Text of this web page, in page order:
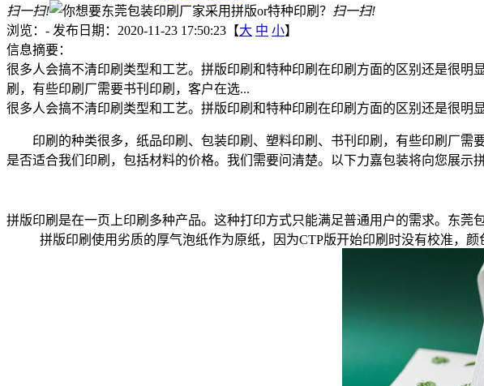
扫一扫!
扫一扫!
浏览： - 发布日期：2020-11-23 17:50:23【大 中 小】
信息摘要：
很多人会搞不清印刷类型和工艺。拼版印刷和特种印刷在印刷方面的区别还是很
刷，有些印刷厂需要书刊印刷，客户在选...
很多人会搞不清印刷类型和工艺。拼版印刷和特种印刷在印刷方面的区别还是很明
印刷的种类很多，纸品印刷、包装印刷、塑料印刷、书刊印刷，有些印刷厂
是否适合我们印刷，包括材料的价格。我们需要问清楚。以下力嘉包装将向您展示
拼版印刷是在一页上印刷多种产品。这种打印方式只能满足普通用户的需求。东
拼版印刷使用劣质的厚气泡纸作为原纸，因为CTP版开始印刷时没有校准，